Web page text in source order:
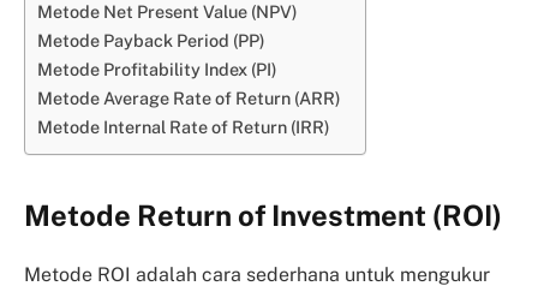
Metode Net Present Value (NPV)
Metode Payback Period (PP)
Metode Profitability Index (PI)
Metode Average Rate of Return (ARR)
Metode Internal Rate of Return (IRR)
Metode Return of Investment (ROI)
Metode ROI adalah cara sederhana untuk mengukur